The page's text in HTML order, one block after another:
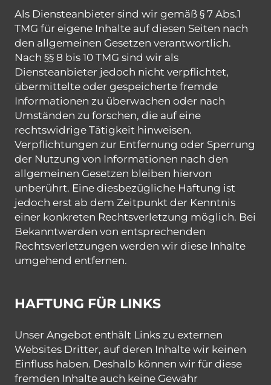
Als Diensteanbieter sind wir gemäß § 7 Abs.1
TMG für eigene Inhalte auf diesen Seiten nach
den allgemeinen Gesetzen verantwortlich.
Nach §§ 8 bis 10 TMG sind wir als
Diensteanbieter jedoch nicht verpflichtet,
übermittelte oder gespeicherte fremde
Informationen zu überwachen oder nach
Umständen zu forschen, die auf eine
rechtswidrige Tätigkeit hinweisen.
Verpflichtungen zur Entfernung oder Sperrung
der Nutzung von Informationen nach den
allgemeinen Gesetzen bleiben hiervon
unberührt. Eine diesbezügliche Haftung ist
jedoch erst ab dem Zeitpunkt der Kenntnis
einer konkreten Rechtsverletzung möglich. Bei
Bekanntwerden von entsprechenden
Rechtsverletzungen werden wir diese Inhalte
umgehend entfernen.
HAFTUNG FÜR LINKS
Unser Angebot enthält Links zu externen
Websites Dritter, auf deren Inhalte wir keinen
Einfluss haben. Deshalb können wir für diese
fremden Inhalte auch keine Gewähr